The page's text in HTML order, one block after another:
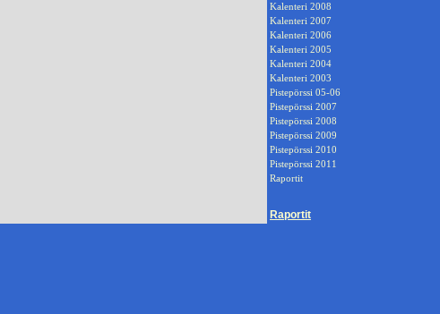
Kalenteri 2008
Kalenteri 2007
Kalenteri 2006
Kalenteri 2005
Kalenteri 2004
Kalenteri 2003
Pistepörssi 05-06
Pistepörssi 2007
Pistepörssi 2008
Pistepörssi 2009
Pistepörssi 2010
Pistepörssi 2011
Raportit
Raportit